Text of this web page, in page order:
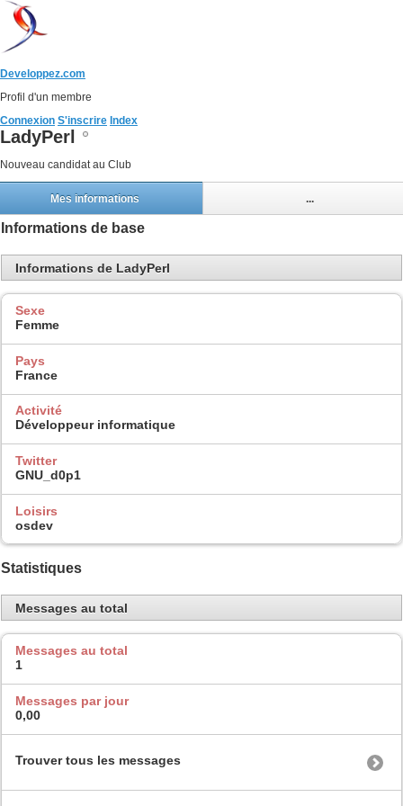
Developpez.com
Profil d'un membre
Connexion S'inscrire Index
LadyPerl
Nouveau candidat au Club
Mes informations ...
Informations de base
Informations de LadyPerl
Sexe
Femme
Pays
France
Activité
Développeur informatique
Twitter
GNU_d0p1
Loisirs
osdev
Statistiques
Messages au total
Messages au total
1
Messages par jour
0,00
Trouver tous les messages